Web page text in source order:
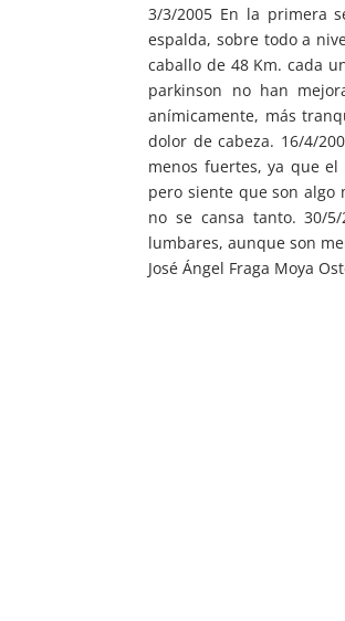
3/3/2005 En la primera
espalda, sobre todo a
caballo de 48 Km. cada
parkinson no han
anímicamente, más
dolor de cabeza. 16/4/
menos fuertes, ya que
pero siente que son algo
no se cansa tanto. 30/
lumbares, aunque son
José Ángel Fraga Moya